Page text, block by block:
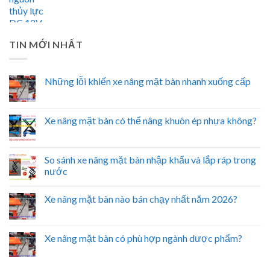
TIN MỚI NHẤT
Những lỗi khiến xe nâng mặt bàn nhanh xuống cấp
Xe nâng mặt bàn có thể nâng khuôn ép nhựa không?
So sánh xe nâng mặt bàn nhập khẩu và lắp ráp trong
nước
Xe nâng mặt bàn nào bán chạy nhất năm 2026?
Xe nâng mặt bàn có phù hợp ngành dược phẩm?